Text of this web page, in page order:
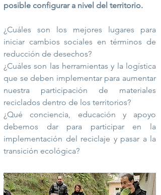
posible configurar a nivel del territorio.
¿Cuáles son los mejores lugares para
iniciar cambios sociales en términos de
reducción de desechos?
¿Cuáles son las herramientas y la logística
que se deben implementar para aumentar
nuestra participación de materiales
reciclados dentro de los territorios?
¿Qué conciencia, educación y apoyo
debemos dar para participar en la
implementación del reciclaje y pasar a la
transición ecológica?